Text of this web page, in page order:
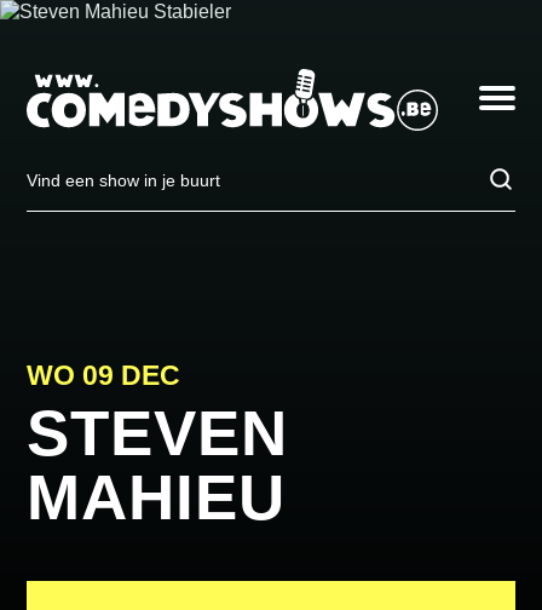
een
show
WO 09 DEC
Steven
woensdag
09
december
Geraardsbergen,
STEVEN
MAHIEU